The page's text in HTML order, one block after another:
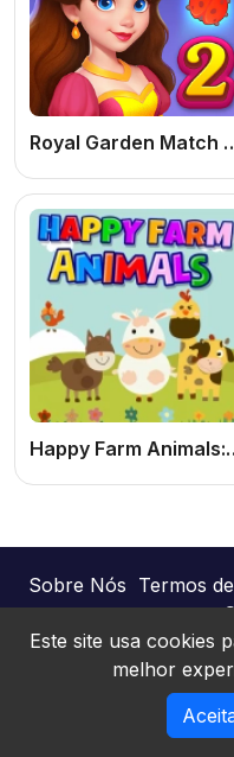
Royal Garden Match 2: Jogo
Happy Farm Animals: Jogo
Sobre Nós Termos
Joguinhos
Este site usa cookies
melhor